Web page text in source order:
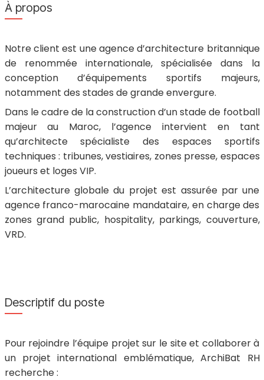
À propos
Notre client est une agence d’architecture britannique
de renommée internationale, spécialisée dans la
conception d’équipements sportifs majeurs,
notamment des stades de grande envergure.
Dans le cadre de la construction d’un stade de football
majeur au Maroc, l’agence intervient en tant
qu’architecte spécialiste des espaces sportifs
techniques : tribunes, vestiaires, zones presse, espaces
joueurs et loges VIP.
L’architecture globale du projet est assurée par une
agence franco-marocaine mandataire, en charge des
zones grand public, hospitality, parkings, couverture,
VRD.
Descriptif du poste
Pour rejoindre l’équipe projet sur le site et collaborer à
un projet international emblématique, ArchiBat RH
recherche :